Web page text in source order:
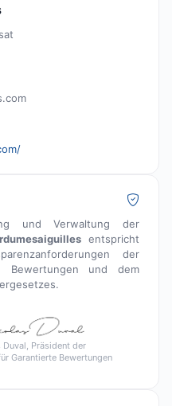
und Verwaltung der
entspricht
der
Bewertungen und dem
Duval, Präsident der
Garantierte Bewertungen